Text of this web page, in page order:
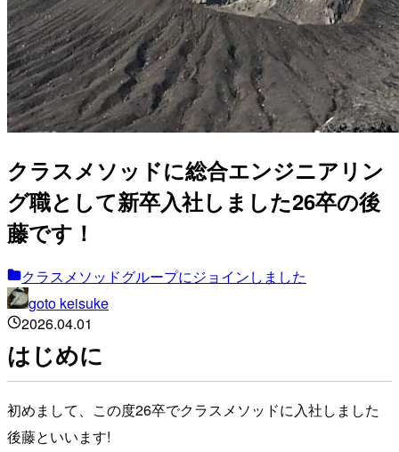
クラスメソッドに総合エンジニアリン
グ職として新卒入社しました26卒の後
藤です！
クラスメソッドグループにジョインしました
goto keisuke
2026.04.01
はじめに
初めまして、この度26卒でクラスメソッドに入社しました
後藤といいます!